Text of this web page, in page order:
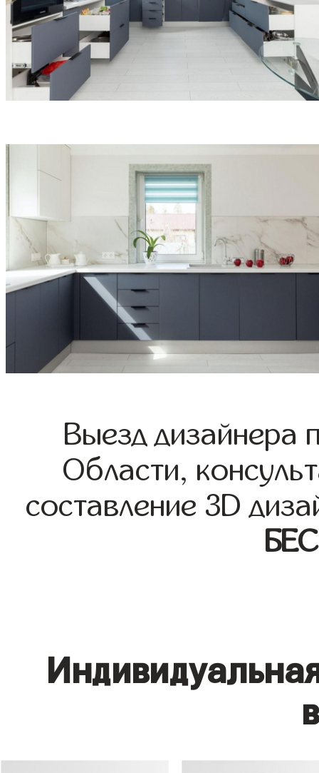
Выезд дизайнера
Области,
составление 3D